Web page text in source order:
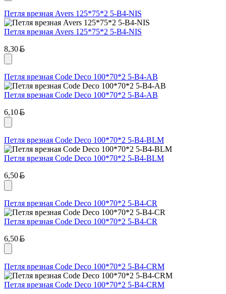
Петля врезная Avers 125*75*2 5-B4-NIS
Петля врезная Avers 125*75*2 5-B4-NIS
8,30
Петля врезная Code Deco 100*70*2 5-B4-AB
Петля врезная Code Deco 100*70*2 5-B4-AB
6,10
Петля врезная Code Deco 100*70*2 5-B4-BLM
Петля врезная Code Deco 100*70*2 5-B4-BLM
6,50
Петля врезная Code Deco 100*70*2 5-B4-CR
Петля врезная Code Deco 100*70*2 5-B4-CR
6,50
Петля врезная Code Deco 100*70*2 5-B4-CRM
Петля врезная Code Deco 100*70*2 5-B4-CRM